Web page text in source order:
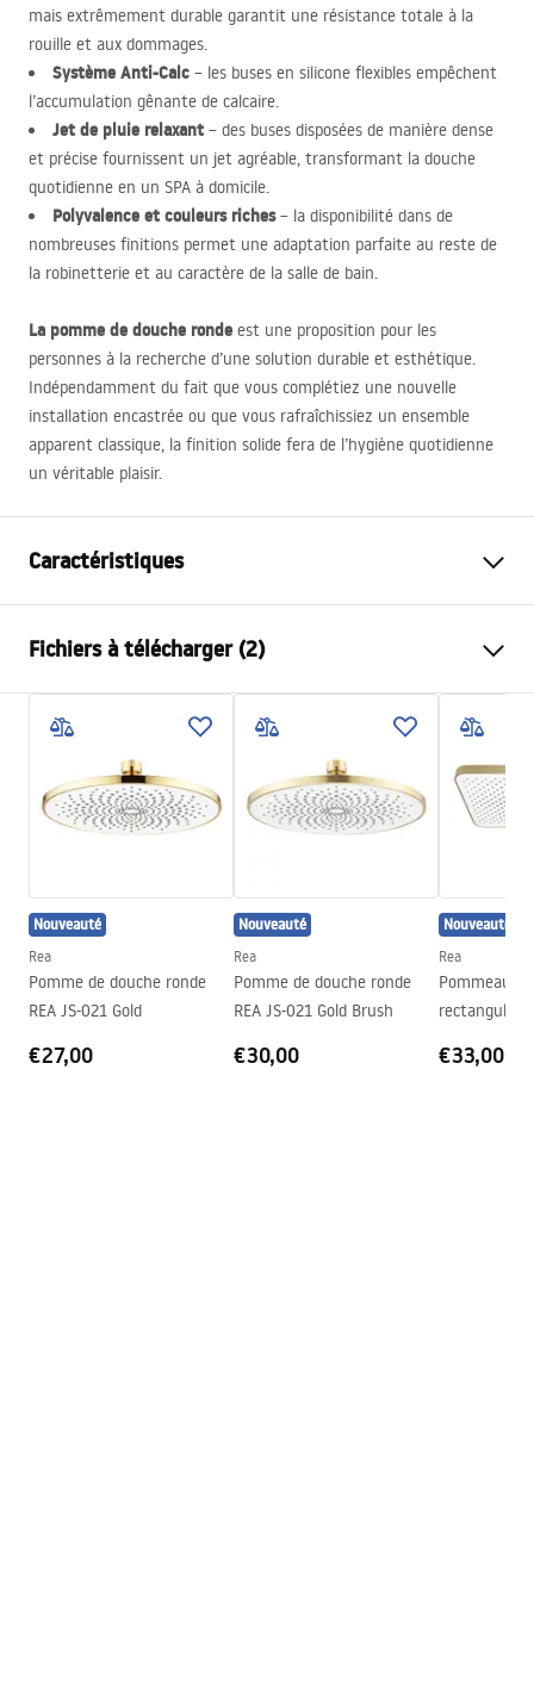
mais extrêmement durable garantit une résistance totale à la
rouille et aux dommages.
Système Anti-Calc – les buses en silicone flexibles empêchent
l’accumulation gênante de calcaire.
Jet de pluie relaxant – des buses disposées de manière dense
et précise fournissent un jet agréable, transformant la douche
quotidienne en un SPA à domicile.
Polyvalence et couleurs riches– la disponibilité dans de
nombreuses finitions permet une adaptation parfaite au reste de
la robinetterie et au caractère de la salle de bain.
La pomme de douche ronde est une proposition pour les
personnes à la recherche d’une solution durable et esthétique.
Indépendamment du fait que vous complétiez une nouvelle
installation encastrée ou que vous rafraîchissiez un ensemble
apparent classique, la finition solide fera de l’hygiène quotidienne
un véritable plaisir.
Caractéristiques
Matériel
Méthode de montage
À visser
Largeur
225
Hauteur
12mm
Profondeur
225mm
Fichiers à télécharger (2)
Pielęgnacja.pdf
Conditions de garantie
Nouveauté
Rea
Pomme de douche ronde
REA JS-021 Gold
€27,00
Nouveauté
Rea
Pomme de douche ronde
REA JS-021 Gold Brush
€30,00
Nouveauté
Rea
Pommeau
rectangulaire
€33,00